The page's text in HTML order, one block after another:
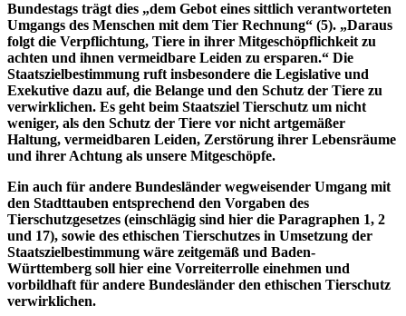
Bundestags trägt dies „dem Gebot eines sittlich verantworteten
Umgangs des Menschen mit dem Tier Rechnung“ (5). „Daraus
folgt die Verpflichtung, Tiere in ihrer Mitgeschöpflichkeit zu
achten und ihnen vermeidbare Leiden zu ersparen.“ Die
Staatszielbestimmung ruft insbesondere die Legislative und
Exekutive dazu auf, die Belange und den Schutz der Tiere zu
verwirklichen. Es geht beim Staatsziel Tierschutz um nicht
weniger, als den Schutz der Tiere vor nicht artgemäßer
Haltung, vermeidbaren Leiden, Zerstörung ihrer Lebensräume
und ihrer Achtung als unsere Mitgeschöpfe.
Ein auch für andere Bundesländer wegweisender Umgang mit
den Stadttauben entsprechend den Vorgaben des
Tierschutzgesetzes (einschlägig sind hier die Paragraphen 1, 2
und 17), sowie des ethischen Tierschutzes in Umsetzung der
Staatszielbestimmung wäre zeitgemäß und Baden-
Württemberg soll hier eine Vorreiterrolle einehmen und
vorbildhaft für andere Bundesländer den ethischen Tierschutz
verwirklichen.